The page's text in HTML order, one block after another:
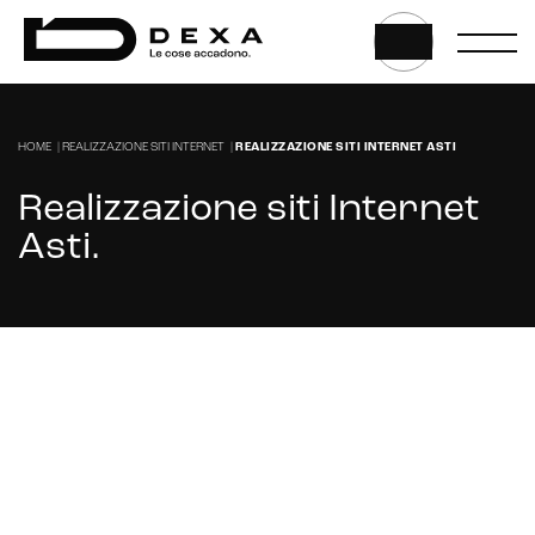
HOME REALIZZAZIONE SITI INTERNET REALIZZAZIONE SITI INTERNET ASTI
Realizzazione siti Internet
Asti.